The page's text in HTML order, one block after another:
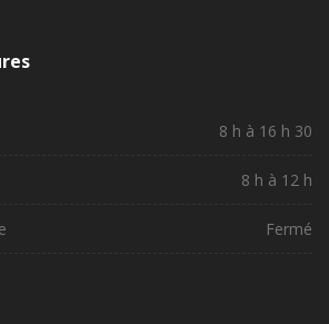
8 h à 16 h 30
8 h à 12 h
Fermé